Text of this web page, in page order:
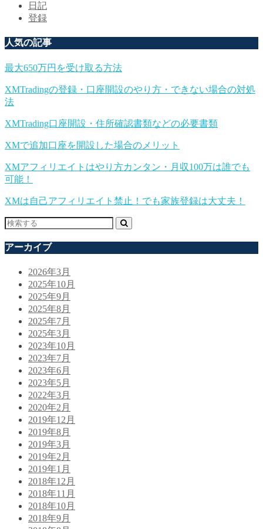
日記
登録
人気の記事
最大650万円を受け取る方法
XMTradingの登録・口座開設のやり方・できない場合の対処
法
XMTrading口座開設・住所確認書類などの必要書類
XMで追加口座を開設した場合のメリット
XMアフィリエイトはやり方カンタン・月収100万は誰でも
可能！
XMは自己アフィリエイト禁止！でも家族登録は大丈夫！
アーカイブ
2026年3月
2025年10月
2025年9月
2025年8月
2025年7月
2025年3月
2023年10月
2023年7月
2023年6月
2023年5月
2022年3月
2020年2月
2019年12月
2019年8月
2019年3月
2019年2月
2019年1月
2018年12月
2018年11月
2018年10月
2018年9月